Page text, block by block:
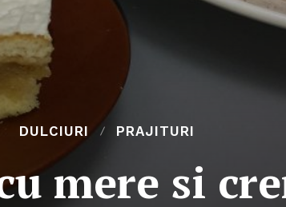
DULCIURI PRAJITURI
mere si